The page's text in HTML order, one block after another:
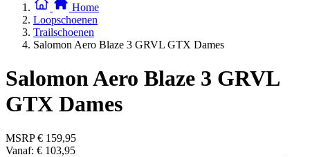
Home
Loopschoenen
Trailschoenen
Salomon Aero Blaze 3 GRVL GTX Dames
Salomon Aero Blaze 3 GRVL
GTX Dames
MSRP € 159,95
Vanaf: € 103,95